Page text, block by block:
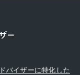
バイザーに特化した